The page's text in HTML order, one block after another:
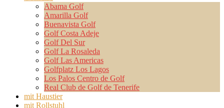
Abama Golf
Amarilla Golf
Buenavista Golf
Golf Costa Adeje
Golf Del Sur
Golf La Rosaleda
Golf Las Americas
Golfplatz Los Lagos
Los Palos Centro de Golf
Real Club de Golf de Tenerife
mit Haustier
mit Rollstuhl